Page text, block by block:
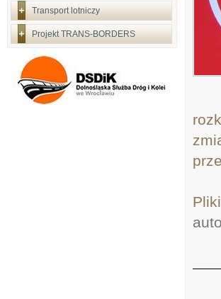
Transport lotniczy
Projekt TRANS-BORDERS